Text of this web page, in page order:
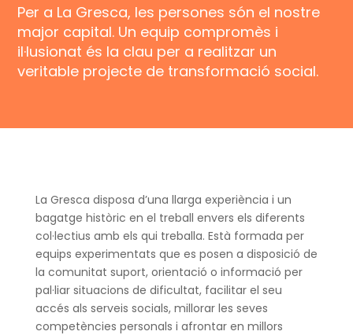
Per a La Gresca, les persones són el nostre
major capital. Un equip compromès i
il·lusionat és la clau per a realitzar un
veritable projecte de transformació social.
La Gresca disposa d’una llarga experiència i un
bagatge històric en el treball envers els diferents
col·lectius amb els qui treballa. Està formada per
equips experimentats que es posen a disposició de
la comunitat suport, orientació o informació per
pal·liar situacions de dificultat, facilitar el seu
accés als serveis socials, millorar les seves
competències personals i afrontar en millors